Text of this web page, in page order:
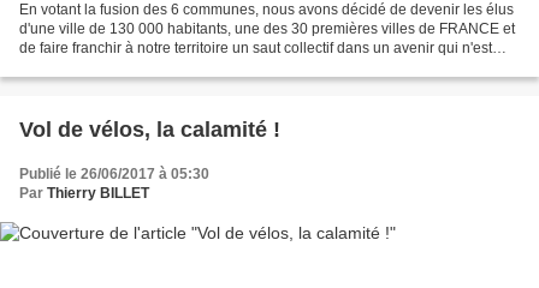
En votant la fusion des 6 communes, nous avons décidé de devenir les élus
d'une ville de 130 000 habitants, une des 30 premières villes de FRANCE et
de faire franchir à notre territoire un saut collectif dans un avenir qui n'est
Vol de vélos, la calamité !
Publié le 26/06/2017 à 05:30
Par Thierry BILLET